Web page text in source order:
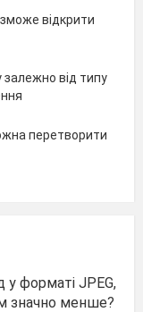
відкрити
від типу
перетворити
у форматі JPEG,
значно менше?